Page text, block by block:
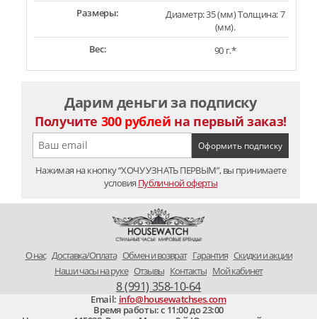
Размеры:
Диаметр: 35 (мм) Толщина: 7
(мм).
Вес:
90 г.*
Дарим деньги за подписку
Получите 300 рублей на первый заказ!
Нажимая на кнопку “ХОЧУ УЗНАТЬ ПЕРВЫМ”, вы принимаете
условия Публичной оферты
O нас Доставка/Оплата Обмен и возврат Гарантия Скидки и акции
Наши часы на руке Отзывы Контакты Мой кабинет
8 (991) 358-10-64
Email: info@housewatchses.com
Время работы: c 11:00 до 23:00